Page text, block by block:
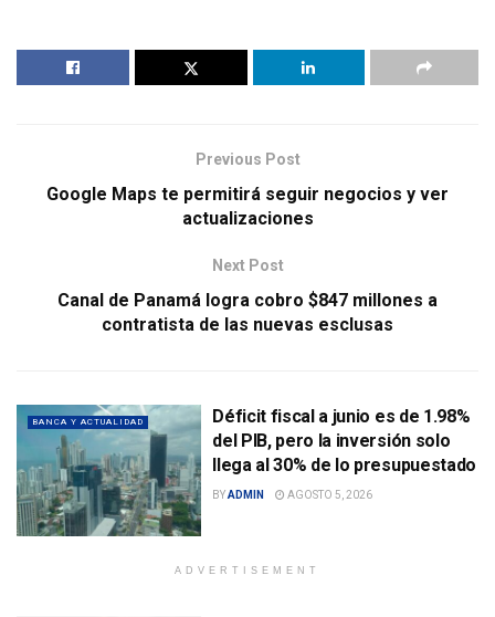
Previous Post
Google Maps te permitirá seguir negocios y ver
actualizaciones
Next Post
Canal de Panamá logra cobro $847 millones a
contratista de las nuevas esclusas
BANCA Y ACTUALIDAD
Déficit fiscal a junio es de 1.98%
del PIB, pero la inversión solo
llega al 30% de lo presupuestado
BYADMIN AGOSTO 5, 2026
ADVERTISEMENT